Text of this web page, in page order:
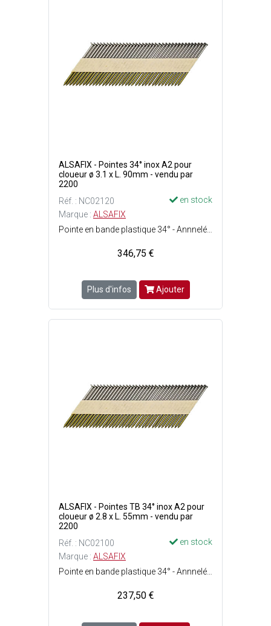
ALSAFIX - Pointes 34° inox A2 pour
cloueur ø 3.1 x L. 90mm - vendu par
2200
Réf. : NC02120
en stock
Marque : ALSAFIX
346,75 €
Plus d'infos Ajouter
ALSAFIX - Pointes TB 34° inox A2 pour
cloueur ø 2.8 x L. 55mm - vendu par
2200
Réf. : NC02100
en stock
Marque : ALSAFIX
237,50 €